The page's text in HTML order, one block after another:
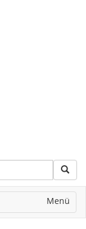
Menü